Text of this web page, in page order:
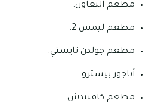
مطعم التعاون.
مطعم ليمس 2.
مطعم جولدن تايستي.
أباجور بيسترو.
مطعم كافيندش.